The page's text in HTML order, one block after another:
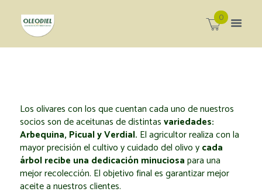
0
Los olivares con los que cuentan cada uno de nuestros
socios son de aceitunas de distintasvariedades:
Arbequina, Picual y Verdial. El agricultor realiza con la
mayor precisión el cultivo y cuidado del olivo ycada
árbol recibe una dedicación minuciosapara una
mejor recolección. El objetivo final es garantizar mejor
aceite a nuestros clientes.